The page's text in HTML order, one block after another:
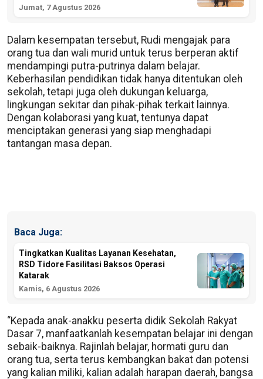
Jumat, 7 Agustus 2026
Dalam kesempatan tersebut, Rudi mengajak para
orang tua dan wali murid untuk terus berperan aktif
mendampingi putra-putrinya dalam belajar.
Keberhasilan pendidikan tidak hanya ditentukan oleh
sekolah, tetapi juga oleh dukungan keluarga,
lingkungan sekitar dan pihak-pihak terkait lainnya.
Dengan kolaborasi yang kuat, tentunya dapat
menciptakan generasi yang siap menghadapi
tantangan masa depan.
Baca Juga:
Tingkatkan Kualitas Layanan Kesehatan,
RSD Tidore Fasilitasi Baksos Operasi
Katarak
Kamis, 6 Agustus 2026
“Kepada anak-anakku peserta didik Sekolah Rakyat
Dasar 7, manfaatkanlah kesempatan belajar ini dengan
sebaik-baiknya. Rajinlah belajar, hormati guru dan
orang tua, serta terus kembangkan bakat dan potensi
yang kalian miliki, kalian adalah harapan daerah, bangsa